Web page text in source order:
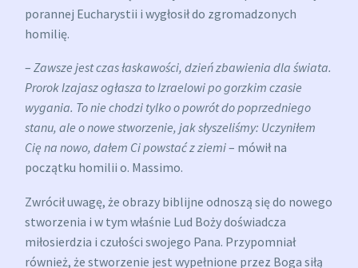
porannej Eucharystii i wygłosił do zgromadzonych
homilię.
– Zawsze jest czas łaskawości, dzień zbawienia dla świata.
Prorok Izajasz ogłasza to Izraelowi po gorzkim czasie
wygania. To nie chodzi tylko o powrót do poprzedniego
stanu, ale o nowe stworzenie, jak słyszeliśmy: Uczyniłem
Cię na nowo, dałem Ci powstać z ziemi– mówił na
początku homilii o. Massimo.
Zwrócił uwagę, że obrazy biblijne odnoszą się do nowego
stworzenia i w tym właśnie Lud Boży doświadcza
miłosierdzia i czułości swojego Pana. Przypomniał
również, że stworzenie jest wypełnione przez Boga siłą